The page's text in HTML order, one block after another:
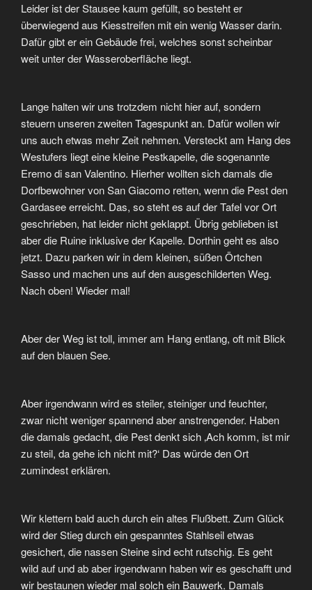
Leider ist der Stausee kaum gefüllt, so besteht er
überwiegend aus Kiesstreifen mit ein wenig Wasser darin.
Dafür gibt er ein Gebäude frei, welches sonst scheinbar
weit unter der Wasseroberfläche liegt.
Lange halten wir uns trotzdem nicht hier auf, sondern
steuern unseren zweiten Tagespunkt an. Dafür wollen wir
uns auch etwas mehr Zeit nehmen. Versteckt am Hang des
Westufers liegt eine kleine Pestkapelle, die sogenannte
Eremo di san Valentino. Hierher wollten sich damals die
Dorfbewohner von San Giacomo retten, wenn die Pest den
Gardasee erreicht. Das, so steht es auf der Tafel vor Ort
geschrieben, hat leider nicht geklappt. Übrig geblieben ist
aber die Ruine inklusive der Kapelle. Dorthin geht es also
jetzt. Dazu parken wir in dem kleinen, süßen Örtchen
Sasso und machen uns auf den ausgeschilderten Weg.
Nach oben! Wieder mal!
Aber der Weg ist toll, immer am Hang entlang, oft mit Blick
auf den blauen See.
Aber irgendwann wird es steiler, steiniger und feuchter,
zwar nicht weniger spannend aber anstrengender. Haben
die damals gedacht, die Pest denkt sich ‚Ach komm, ist mir
zu steil, da gehe ich nicht mit?‘ Das würde den Ort
zumindest erklären.
Wir klettern bald auch durch ein altes Flußbett. Zum Glück
wird der Stieg durch ein gespanntes Stahlseil etwas
gesichert, die nassen Steine sind echt rutschig. Es geht
wild auf und ab aber irgendwann haben wir es geschafft und
wir bestaunen wieder mal solch ein Bauwerk. Damals